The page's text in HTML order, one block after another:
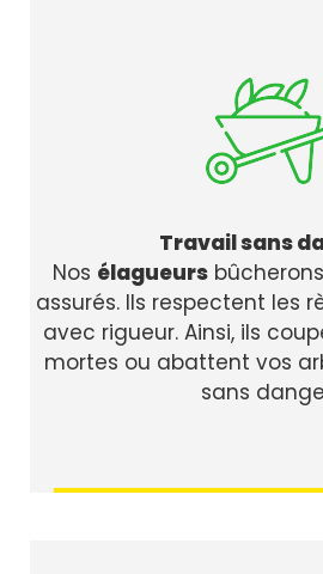
Travail sans
Nos élagueurs
assurés. Ils respectent les
avec rigueur. Ainsi, ils
mortes ou abattent vos
sans